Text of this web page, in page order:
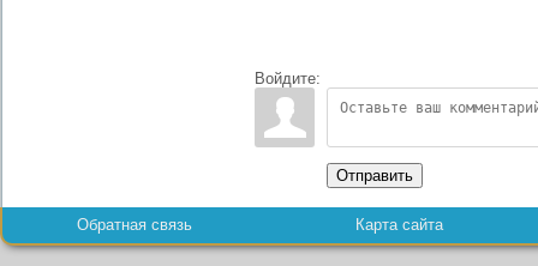
Войдите:
Отправить
Обратная связь Карта сайта